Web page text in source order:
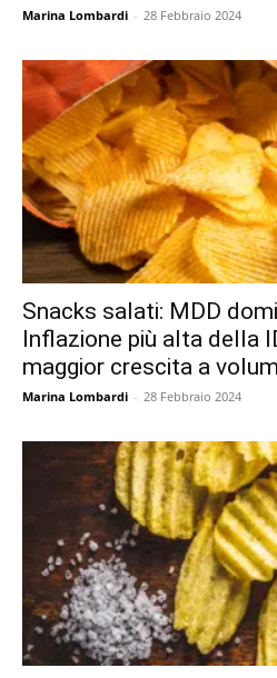
Marina Lombardi - 28 Febbraio 2024
Snacks salati: MDD
Inflazione più alta della
maggior crescita a
Marina Lombardi - 28 Febbraio 2024